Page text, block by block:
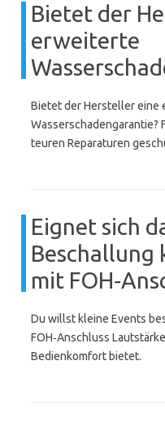
Bietet der
erweiterte
Bietet der Hersteller eine
Wasserschadengarantie?
teuren Reparaturen
Eignet sich
Beschallung
mit
Du willst kleine Events
FOH‑Anschluss
Bedienkomfort bietet.